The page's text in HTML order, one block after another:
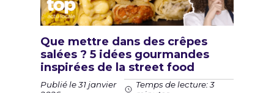
Que mettre dans des crêpes
salées ? 5 idées gourmandes
inspirées de la street food
Publié le 31 janvier
Temps de lecture: 3